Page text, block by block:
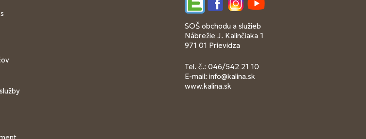
EdupageFacebookInstagramYouTube
SOŠ obchodu a služieb
Nábrežie J. Kalinčiaka 1
971 01 Prievidza
Tel. č.: 046/542 21 10
E-mail: info@kalina.sk
www.kalina.sk